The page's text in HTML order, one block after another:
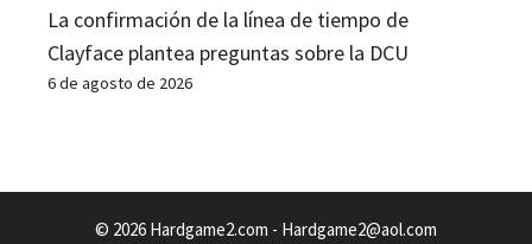
La confirmación de la línea de tiempo de
Clayface plantea preguntas sobre la DCU
6 de agosto de 2026
© 2026 Hardgame2.com - Hardgame2@aol.com